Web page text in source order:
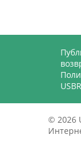
© 2026